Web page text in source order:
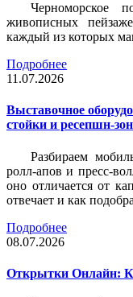
Черноморское
живописных
каждый из которых
Подробнее
11.07.2026
Выставочное
стойки и ресепшн-
Разбираем
ролл-апов и пресс-
оно отличается от
отвечает и как
Подробнее
08.07.2026
Открытки Онлайн: